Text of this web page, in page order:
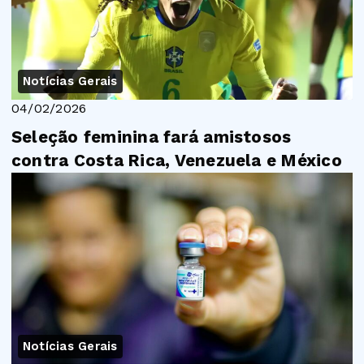
Notícias Gerais
04/02/2026
Seleção feminina fará amistosos
contra Costa Rica, Venezuela e México
Notícias Gerais